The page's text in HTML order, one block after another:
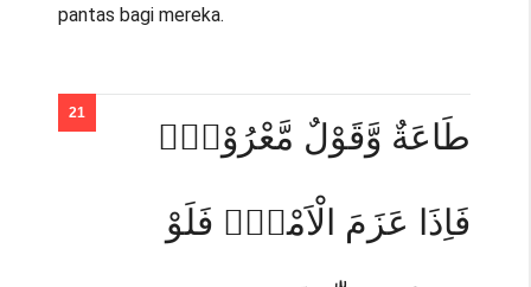
pantas bagi mereka.
طَاعَةٌ وَّقَوْلٌ مَّعْرُوْفٌۗ
فَاِذَا عَزَمَ الْاَمْرُۗ فَلَوْ